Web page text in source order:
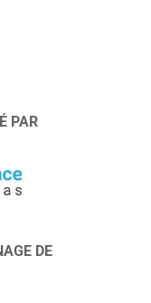
PAR
DE